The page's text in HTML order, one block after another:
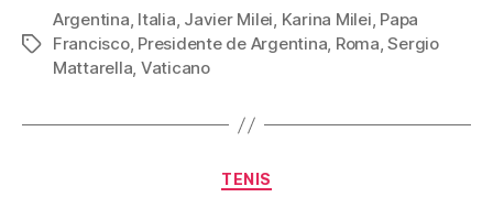
c
e
o
tt
er
ail er
e
m
p
tir
Etiquetas
Argentina, Italia, Javier Milei, Karina Milei, Papa
Francisco, Presidente de Argentina, Roma,Sergio
Mattarella, Vaticano
Categorías
TENIS